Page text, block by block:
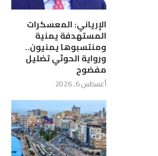
الإرياني: المعسكرات
المستهدفة يمنية
ومنتسبوها يمنيون..
ورواية الحوثي تضليل
مفضوح
أغسطس 6, 2026